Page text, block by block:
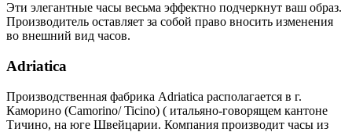
Эти элегантные часы весьма эффектно подчеркнут ваш образ.
Производитель оставляет за собой право вносить изменения
во внешний вид часов.
Adriatica
Производственная фабрика Adriatica располагается в г.
Каморино (Camorino/ Ticino) ( итальяно-говорящем кантоне
Тичино, на юге Швейцарии. Компания производит часы из